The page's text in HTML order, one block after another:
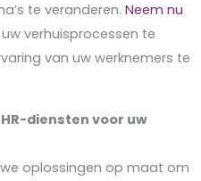
te veranderen.Neem nu
verhuisprocessen te
van uw werknemers te
diensten voor uw
we oplossingen op maat om